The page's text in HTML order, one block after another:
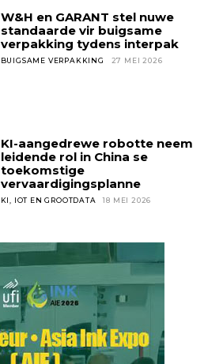
W&H en GARANT stel nuwe
standaarde vir buigsame
verpakking tydens interpak
BUIGSAME VERPAKKING 27 MEI 2026
KI-aangedrewe robotte neem
leidende rol in China se
toekomstige
vervaardigingsplanne
KI, IOT EN GROOTDATA 18 MEI 2026